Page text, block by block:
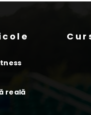
reală